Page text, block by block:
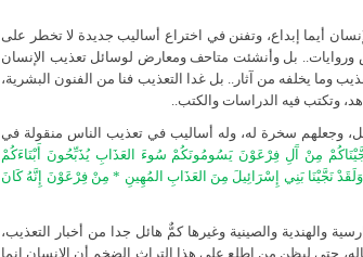
أيما إبداع، وتفنن في اختراع أساليب جديدة لا تخطر على
وروايات.. بل وأنشئت متاحف ومعارض لوسائل تعذيب الإنسان
وما يخلفه من آثار.. بل غدا التعذيب فنا من الفنون البشرية،
وتكتب فيه الدراسات والكتب..
وجعلهم سخرة له، وله أساليب في تعذيب الناس منقولة في
مِنْ آَلِ فِرْعَوْنَ يَسُومُونَكُمْ سُوءَ العَذَابِ يُذَبِّحُونَ أَبْنَاءَكُمْ
نَجَّيْنَا بَنِي إِسْرَائِيلَ مِنَ العَذَابِ المُهِينِ * مِنْ فِرْعَوْنَ إِنَّهُ كَانَ
والهندية والصينية وغيرها كمٌّ هائل جدا من أخبار التعذيب،
حتى ليظن من اطلع على هذا التراث الضخم أن الإنسان إنما